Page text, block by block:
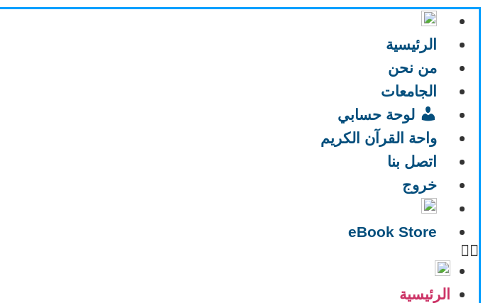
الرئيسية
من نحن
الجامعات
لوحة حسابي
واحة القرآن الكريم
اتصل بنا
خروج
eBook Store
الرئيسية